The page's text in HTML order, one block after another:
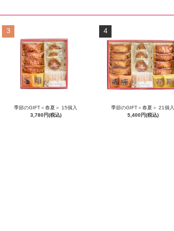
3
季節のGIFT＜春夏＞ 15個入
3,780円(税込)
4
季節のGIFT＜春夏＞ 21個入
5,400円(税込)